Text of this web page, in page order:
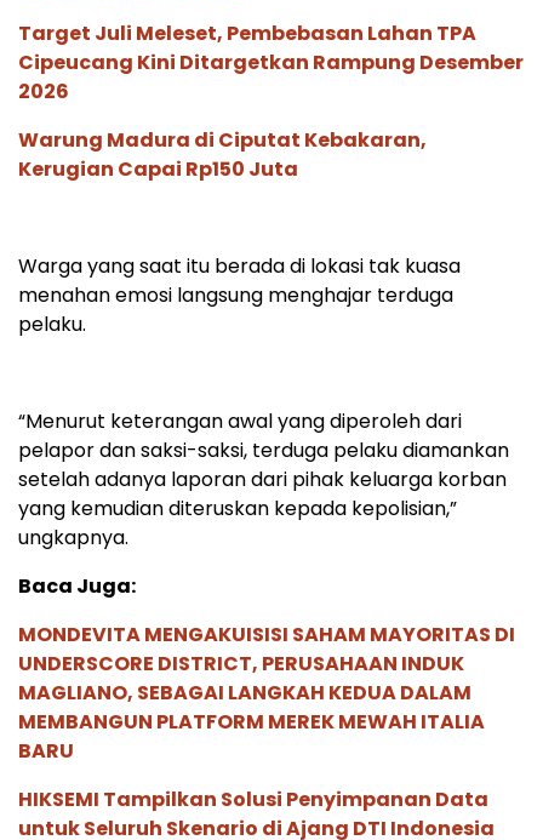
Target Juli Meleset, Pembebasan Lahan TPA
Cipeucang Kini Ditargetkan Rampung Desember
2026
Warung Madura di Ciputat Kebakaran,
Kerugian Capai Rp150 Juta
Warga yang saat itu berada di lokasi tak kuasa
menahan emosi langsung menghajar terduga
pelaku.
“Menurut keterangan awal yang diperoleh dari
pelapor dan saksi-saksi, terduga pelaku diamankan
setelah adanya laporan dari pihak keluarga korban
yang kemudian diteruskan kepada kepolisian,”
ungkapnya.
Baca Juga:
MONDEVITA MENGAKUISISI SAHAM MAYORITAS DI
UNDERSCORE DISTRICT, PERUSAHAAN INDUK
MAGLIANO, SEBAGAI LANGKAH KEDUA DALAM
MEMBANGUN PLATFORM MEREK MEWAH ITALIA
BARU
HIKSEMI Tampilkan Solusi Penyimpanan Data
untuk Seluruh Skenario di Ajang DTI Indonesia